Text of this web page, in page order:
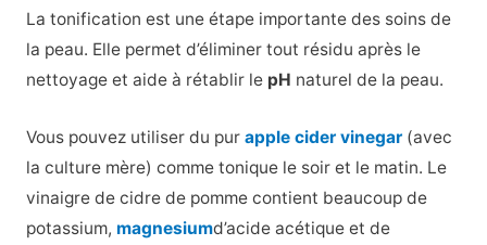
La tonification est une étape importante des soins de
la peau. Elle permet d’éliminer tout résidu après le
nettoyage et aide à rétablir le pH naturel de la peau.
Vous pouvez utiliser du pur apple cider vinegar(avec
la culture mère) comme tonique le soir et le matin. Le
vinaigre de cidre de pomme contient beaucoup de
potassium, magnesiumd’acide acétique et de